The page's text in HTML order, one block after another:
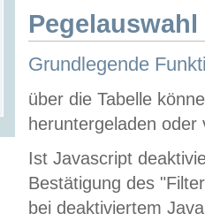
Grundlegende
über die Tabelle
heruntergeladen oder
Ist Javascript
Bestätigung des
bei deaktiviertem